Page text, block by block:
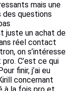
mais une
questions
juste un achat de
réel contact
on s’intéresse
C’est ce qui
finir, j’ai eu
concernant